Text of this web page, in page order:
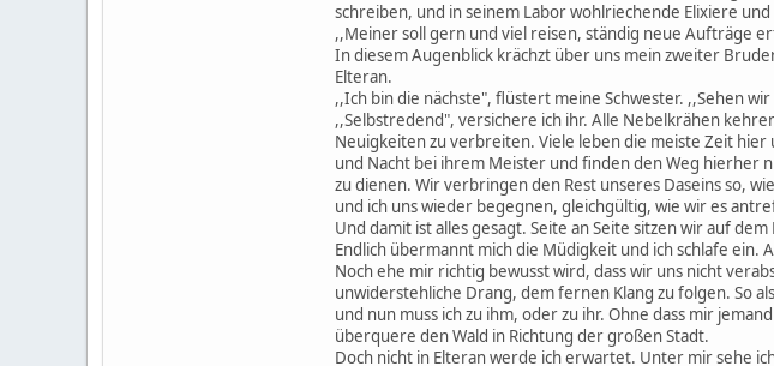
schreiben, und in seinem Labor wohlriechende Elixiere
,,Meiner soll gern und viel reisen, ständig neue Aufträge
In diesem Augenblick krächzt über uns mein zweiter
Elteran.
,,Ich bin die nächste", flüstert meine Schwester. ,,Sehen
,,Selbstredend", versichere ich ihr. Alle Nebelkrähen
Neuigkeiten zu verbreiten. Viele leben die meiste Zeit
und Nacht bei ihrem Meister und finden den Weg
zu dienen. Wir verbringen den Rest unseres Daseins so,
und ich uns wieder begegnen, gleichgültig, wie wir es
Und damit ist alles gesagt. Seite an Seite sitzen wir auf
Endlich übermannt mich die Müdigkeit und ich schlafe
Noch ehe mir richtig bewusst wird, dass wir uns nicht
unwiderstehliche Drang, dem fernen Klang zu folgen. So
und nun muss ich zu ihm, oder zu ihr. Ohne dass mir
überquere den Wald in Richtung der großen Stadt.
Doch nicht in Elteran werde ich erwartet. Unter mir sehe